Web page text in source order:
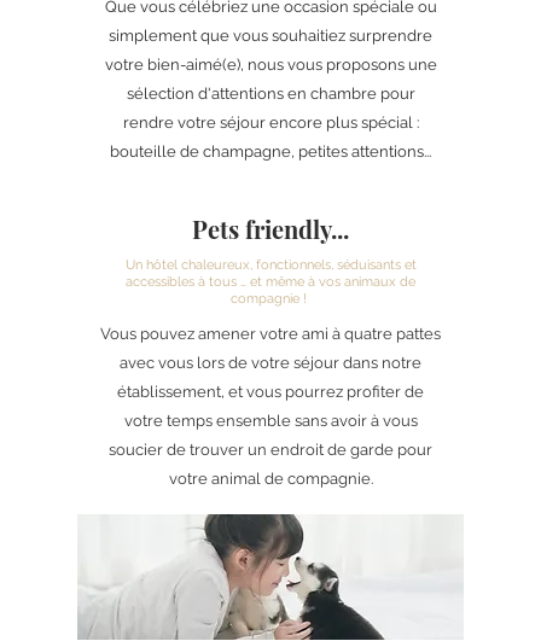
Que vous célébriez une occasion spéciale ou
simplement que vous souhaitiez surprendre
votre bien-aimé(e), nous vous proposons une
sélection d'attentions en chambre pour
rendre votre séjour encore plus spécial :
bouteille de champagne, petites attentions...
Pets friendly...
Un hôtel chaleureux, fonctionnels, séduisants et
accessibles à tous … et même à vos animaux de
compagnie !
Vous pouvez amener votre ami à quatre pattes
avec vous lors de votre séjour dans notre
établissement, et vous pourrez profiter de
votre temps ensemble sans avoir à vous
soucier de trouver un endroit de garde pour
votre animal de compagnie.